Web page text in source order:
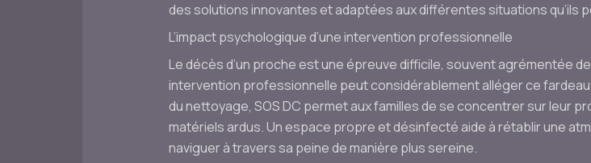
des solutions innovantes et adaptées aux différentes situations qu’ils
L’impact psychologique d’une intervention professionnelle
Le décès d’un proche est une épreuve difficile, souvent agrémentée
intervention professionnelle peut considérablement alléger ce
du nettoyage, SOS DC permet aux familles de se concentrer sur leur
matériels ardus. Un espace propre et désinfecté aide à rétablir une
naviguer à travers sa peine de manière plus sereine.